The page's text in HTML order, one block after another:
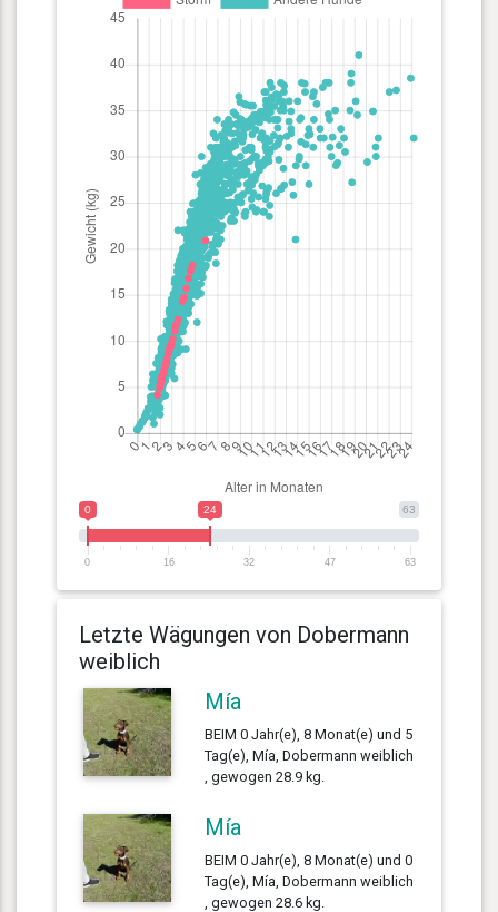
63
0 24
0 16 32 47 63
Letzte Wägungen von Dobermann
weiblich
Mía
BEIM 0 Jahr(e), 8 Monat(e) und 5
Tag(e), Mía, Dobermann weiblich
, gewogen 28.9 kg.
Mía
BEIM 0 Jahr(e), 8 Monat(e) und 0
Tag(e), Mía, Dobermann weiblich
, gewogen 28.6 kg.